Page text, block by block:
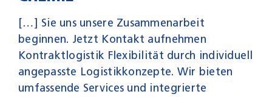
[…] Sie uns unsere Zusammenarbeit
beginnen. Jetzt Kontakt aufnehmen
Kontraktlogistik Flexibilität durch individuell
angepasste Logistikkonzepte. Wir bieten
umfassende Services und integrierte